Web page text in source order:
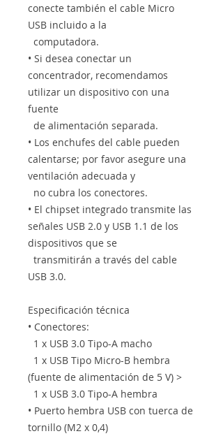
conecte también el cable Micro
USB incluido a la
computadora.
• Si desea conectar un
concentrador, recomendamos
utilizar un dispositivo con una
fuente
de alimentación separada.
• Los enchufes del cable pueden
calentarse; por favor asegure una
ventilación adecuada y
no cubra los conectores.
• El chipset integrado transmite las
señales USB 2.0 y USB 1.1 de los
dispositivos que se
transmitirán a través del cable
USB 3.0.
Especificación técnica
• Conectores:
1 x USB 3.0 Tipo-A macho
1 x USB Tipo Micro-B hembra
(fuente de alimentación de 5 V) >
1 x USB 3.0 Tipo-A hembra
• Puerto hembra USB con tuerca de
tornillo (M2 x 0,4)